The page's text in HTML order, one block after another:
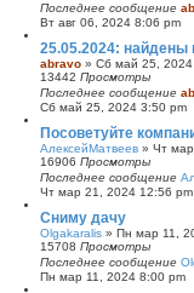
Последнее сообщение
Вт авг 06, 2024 8:06 pm
25.05.2024: найдены
abravo » Сб май 25, 2024
13442 Просмотры
Последнее сообщение
Сб май 25, 2024 3:50 pm
Посоветуйте
АлексейМатвеев » Чт
16906 Просмотры
Последнее сообщение
Чт мар 21, 2024 12:56 pm
Сниму дачу
Olgakaralis » Пн мар 11,
15708 Просмотры
Последнее сообщение
Пн мар 11, 2024 8:00 pm